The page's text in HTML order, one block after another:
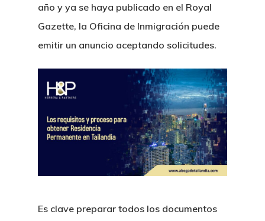
año y ya se haya publicado en el Royal
Gazette, la Oficina de Inmigración puede
emitir un anuncio aceptando solicitudes.
Es clave preparar todos los documentos